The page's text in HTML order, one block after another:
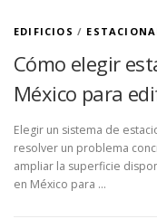
EDIFICIOS /
Cómo elegir
México para
Elegir un sistema de
resolver un problema
ampliar la superficie
en México para …